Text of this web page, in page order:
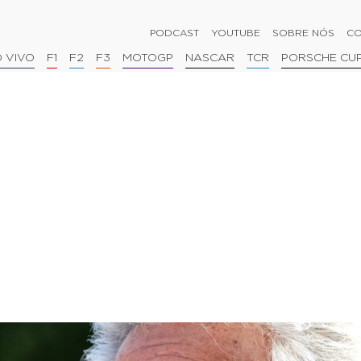
PODCAST YOUTUBE SOBRE NÓS
VIVO F1 F2 F3 MOTOGP NASCAR TCR PORSCHE